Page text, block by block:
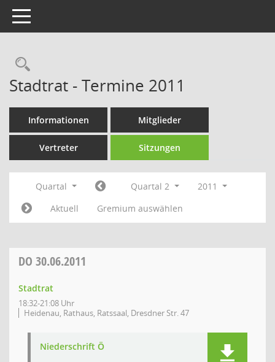
Toggle navigation
Rechercheauswahl
Stadtrat - Termine 2011
Informationen Mitglieder
Vertreter Sitzungen
Quartal Quartal 2
2011
Aktuell
Gremium auswählen
DO 30.06.2011
Stadtrat
18:32-21:08 Uhr
Heidenau, Rathaus, Ratssaal, Dresdner Str. 47
Niederschrift Ö